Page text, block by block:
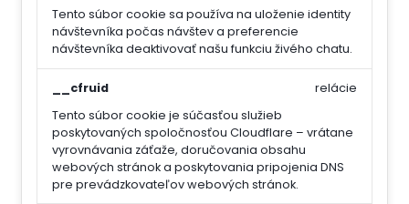
Tento súbor cookie sa používa na uloženie identity
návštevníka počas návštev a preferencie
návštevníka deaktivovať našu funkciu živého chatu.
__cfruid
Tento súbor cookie je súčasťou služieb
poskytovaných spoločnosťou Cloudflare – vrátane
vyrovnávania záťaže, doručovania obsahu
webových stránok a poskytovania pripojenia DNS
pre prevádzkovateľov webových stránok.
relácie